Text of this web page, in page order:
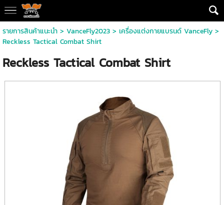
รายการสินค้าแนะนำ> VanceFly2023> เครื่องแต่งกายแบรนด์ VanceFly>
Reckless Tactical Combat Shirt
Reckless Tactical Combat Shirt